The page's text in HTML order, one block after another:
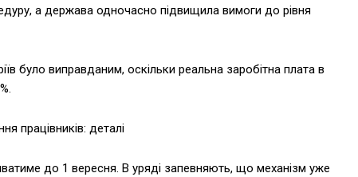
а держава одночасно підвищила вимоги до рівня
було виправданим, оскільки реальна заробітна плата в
працівників: деталі
до 1 вересня. В уряді запевняють, що механізм уже